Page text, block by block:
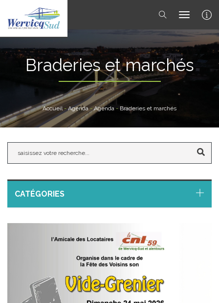
toggle
Braderies et marchés
Accueil - Agenda - Agenda - Braderies et marchés
CATÉGORIES